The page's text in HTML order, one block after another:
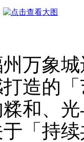
万象
造的
和、
「持